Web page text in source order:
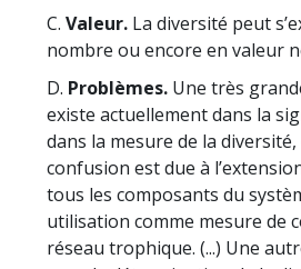
C. Valeur. La diversité peut
nombre ou encore en valeur
D. Problèmes. Une très
existe actuellement dans la
dans la mesure de la
confusion est due à
tous les composants du
utilisation comme mesure de
réseau trophique. (...) Une